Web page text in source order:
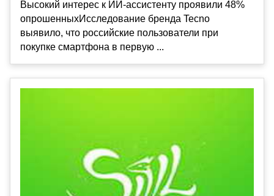
Высокий интерес к ИИ-ассистенту проявили 48%
опрошенныхИсследование бренда Tecno
выявило, что российские пользователи при
покупке смартфона в первую ...